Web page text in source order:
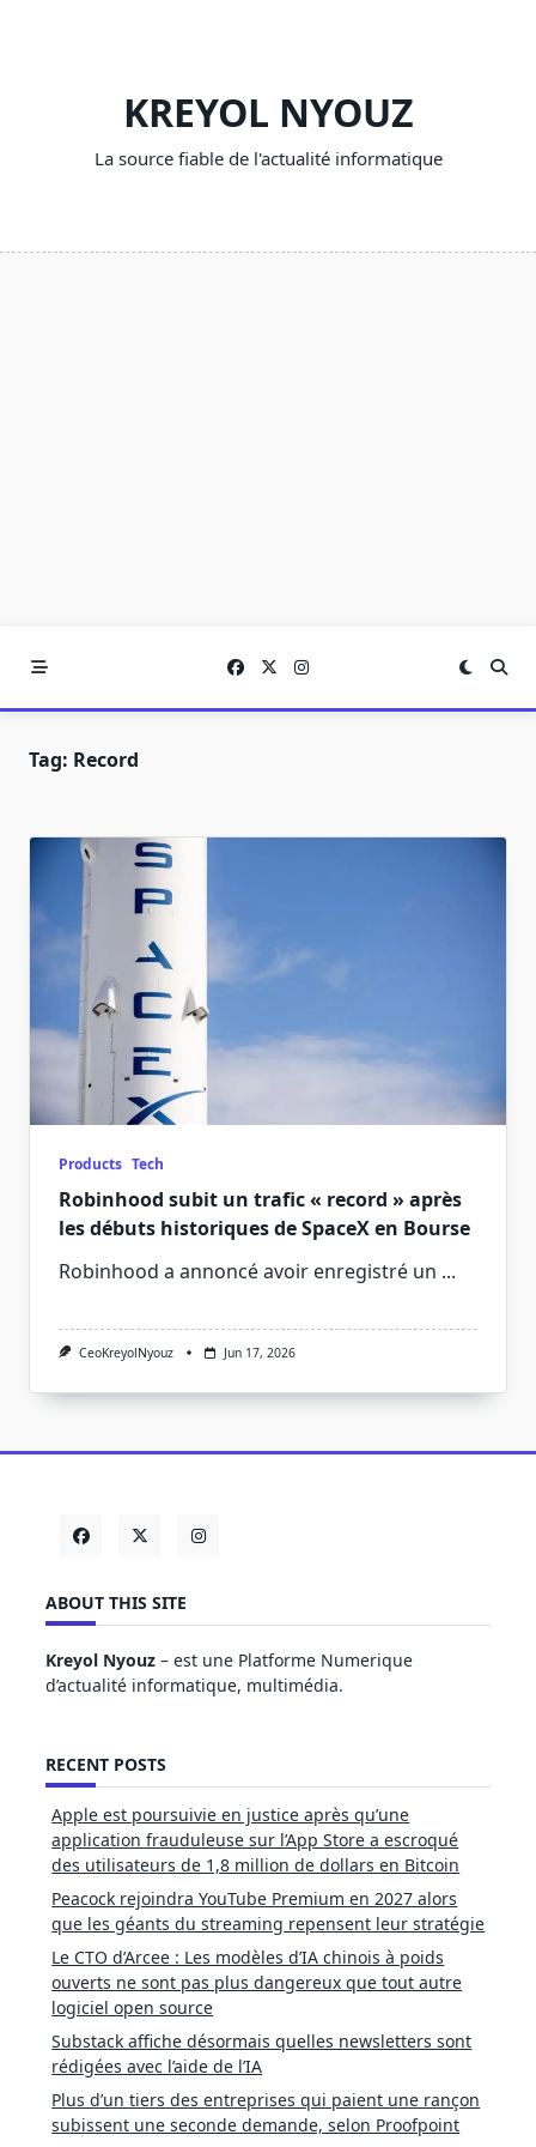
KREYOL NYOUZ
La source fiable de l'actualité informatique
Tag: Record
Products Tech
Robinhood subit un trafic « record » après
les débuts historiques de SpaceX en Bourse
Robinhood a annoncé avoir enregistré un ...
CeoKreyolNyouz Jun 17, 2026
ABOUT THIS SITE
Kreyol Nyouz – est une Platforme Numerique
d’actualité informatique, multimédia.
RECENT POSTS
Apple est poursuivie en justice après qu’une
application frauduleuse sur l’App Store a escroqué
des utilisateurs de 1,8 million de dollars en Bitcoin
Peacock rejoindra YouTube Premium en 2027 alors
que les géants du streaming repensent leur stratégie
Le CTO d’Arcee : Les modèles d’IA chinois à poids
ouverts ne sont pas plus dangereux que tout autre
logiciel open source
Substack affiche désormais quelles newsletters sont
rédigées avec l’aide de l’IA
Plus d’un tiers des entreprises qui paient une rançon
subissent une seconde demande, selon Proofpoint